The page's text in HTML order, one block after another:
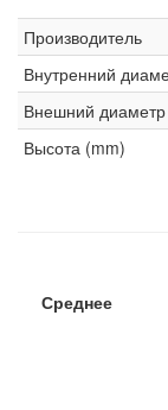
Производитель
Внутренний
Внешний
Высота (mm)
Среднее